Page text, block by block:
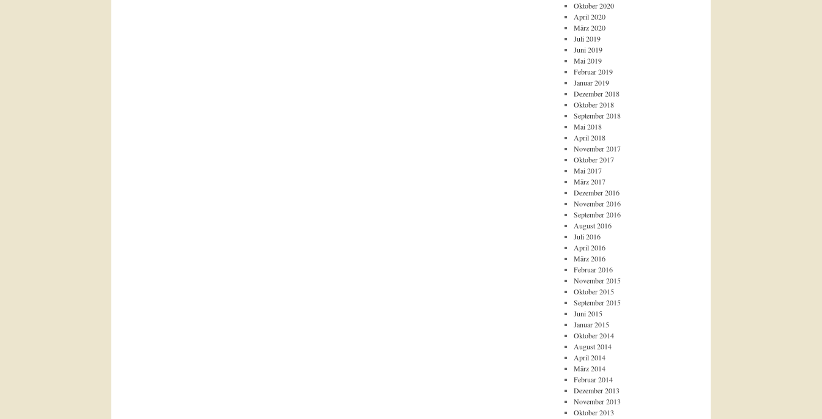
Oktober 2020
April 2020
März 2020
Juli 2019
Juni 2019
Mai 2019
Februar 2019
Januar 2019
Dezember 2018
Oktober 2018
September 2018
Mai 2018
April 2018
November 2017
Oktober 2017
Mai 2017
März 2017
Dezember 2016
November 2016
September 2016
August 2016
Juli 2016
April 2016
März 2016
Februar 2016
November 2015
Oktober 2015
September 2015
Juni 2015
Januar 2015
Oktober 2014
August 2014
April 2014
März 2014
Februar 2014
Dezember 2013
November 2013
Oktober 2013